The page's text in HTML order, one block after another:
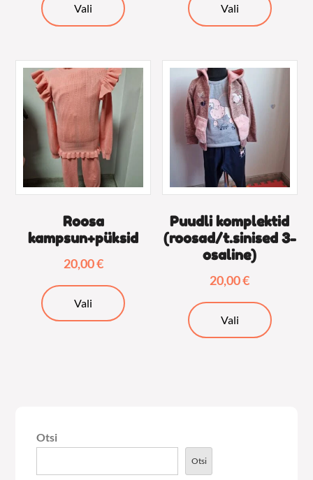
Vali
tootel
varianti.
Valikuid
tootelehel.
Vali
tootel
varianti.
saab
Roosa
kampsun+püksid
20,00€
Vali
tootel
tootelehel.
Puudli komplektid
(roosad/t.sinised 3-
osaline)
20,00€
Vali
tootel
Otsi
Otsi